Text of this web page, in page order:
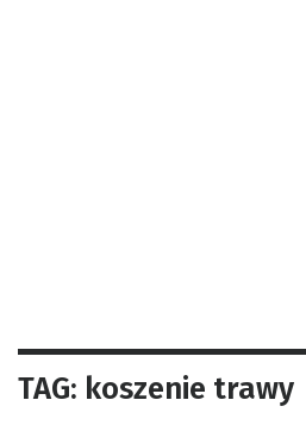
TAG: koszenie trawy